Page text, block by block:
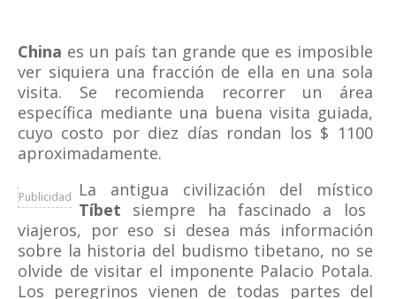
China es un país tan grande que es imposible
ver siquiera una fracción de ella en una sola
visita. Se recomienda recorrer un área
específica mediante una buena visita guiada,
cuyo costo por diez días rondan los $ 1100
aproximadamente.
Publicidad
La antigua civilización del místico
Tíbet siempre ha fascinado a los
viajeros, por eso si desea más información
sobre la historia del budismo tibetano, no se
olvide de visitar el imponente Palacio Potala.
Los peregrinos vienen de todas partes del